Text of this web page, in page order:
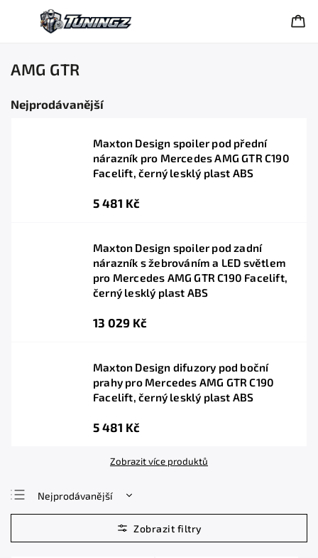
AMG GTR
Nejprodávanější
Maxton Design spoiler pod přední
nárazník pro Mercedes AMG GTR C190
Facelift, černý lesklý plast ABS
5 481 Kč
Maxton Design spoiler pod zadní
nárazník s žebrováním a LED světlem
pro Mercedes AMG GTR C190 Facelift,
černý lesklý plast ABS
13 029 Kč
Maxton Design difuzory pod boční
prahy pro Mercedes AMG GTR C190
Facelift, černý lesklý plast ABS
5 481 Kč
Zobrazit více produktů
Nejprodávanější
Nejlevnější
Nejdražší